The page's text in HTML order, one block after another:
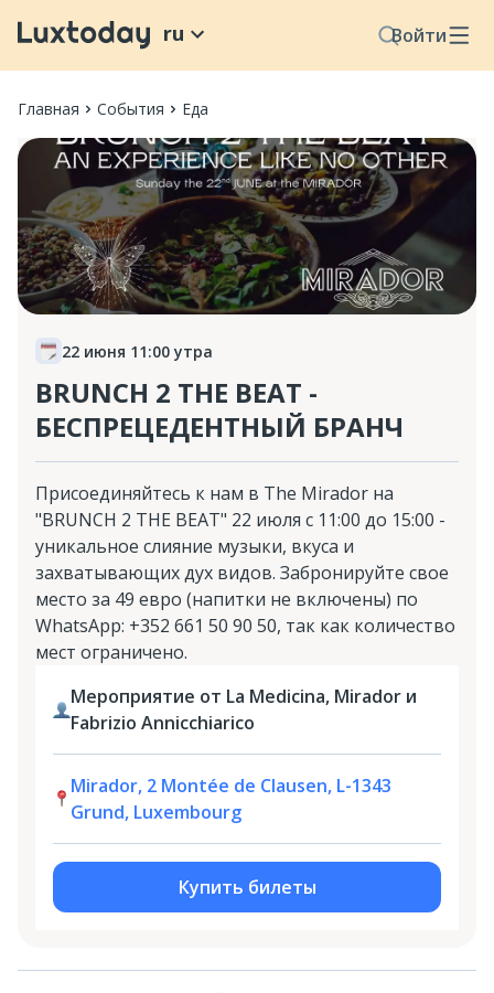
Войти
ru
Главная События Еда
22 июня 11:00 утра
BRUNCH 2 THE BEAT -
БЕСПРЕЦЕДЕНТНЫЙ БРАНЧ
Присоединяйтесь к нам в The Mirador на
"BRUNCH 2 THE BEAT" 22 июля с 11:00 до 15:00 -
уникальное слияние музыки, вкуса и
захватывающих дух видов. Забронируйте свое
место за 49 евро (напитки не включены) по
WhatsApp: +352 661 50 90 50, так как количество
мест ограничено.
Мероприятие от La Medicina, Mirador и
Fabrizio Annicchiarico
Mirador, 2 Montée de Clausen, L-1343
Grund, Luxembourg
Купить билеты